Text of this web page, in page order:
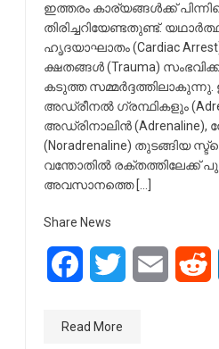
ഇത്തരം കാര്യങ്ങൾക്ക്
തിരിച്ചറിയേണ്ടതുണ്ട്.
ഹൃദയാഘാതം (Cardiac
ക്ഷതങ്ങൾ (Trauma)
കടുത്ത
അഡ്രീനൽ ഗ്രന്ഥികളും
അഡ്രിനാലിൻ
(Noradrenaline) തുടങ്ങിയ
വന്തോതിൽ രക്തത്തിലേക്ക്
അവസാനത്തെ […]
Share News
FacebookTwitter Email
Read More